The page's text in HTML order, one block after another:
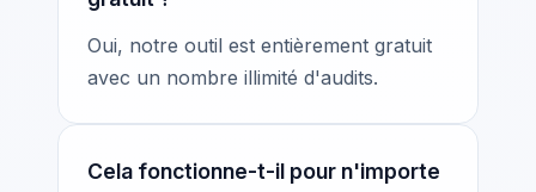
Oui, notre outil est entièrement gratuit
avec un nombre illimité d'audits.
Cela fonctionne-t-il pour n'importe